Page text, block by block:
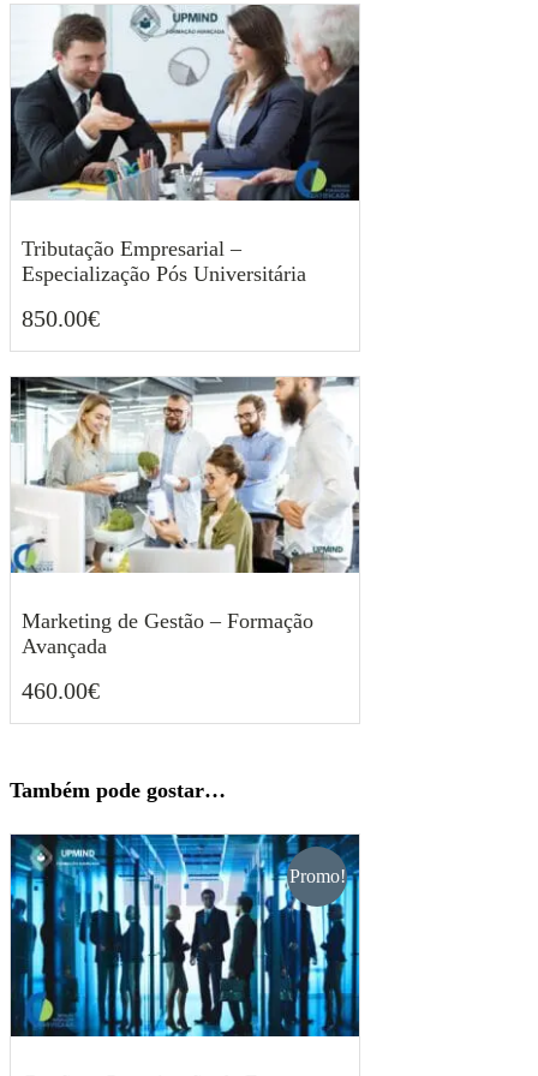
Tributação Empresarial –
Especialização Pós Universitária
850.00€
Marketing de Gestão – Formação
Avançada
460.00€
Também pode gostar…
Promo!